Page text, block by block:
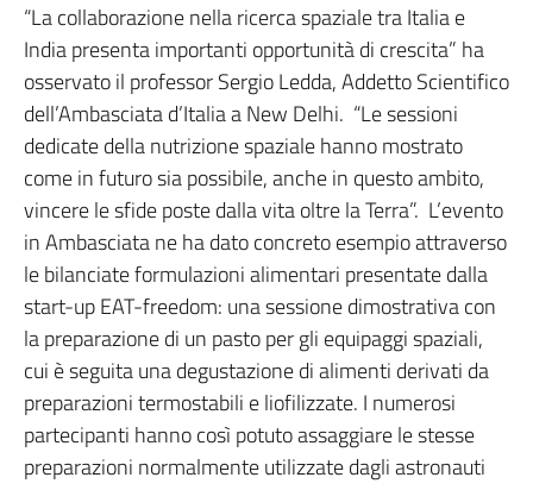
“La collaborazione nella ricerca spaziale tra Italia e
India presenta importanti opportunità di crescita” ha
osservato il professor Sergio Ledda, Addetto Scientifico
dell’Ambasciata d’Italia a New Delhi. “Le sessioni
dedicate della nutrizione spaziale hanno mostrato
come in futuro sia possibile, anche in questo ambito,
vincere le sfide poste dalla vita oltre la Terra”. L’evento
in Ambasciata ne ha dato concreto esempio attraverso
le bilanciate formulazioni alimentari presentate dalla
start-up EAT-freedom: una sessione dimostrativa con
la preparazione di un pasto per gli equipaggi spaziali,
cui è seguita una degustazione di alimenti derivati da
preparazioni termostabili e liofilizzate. I numerosi
partecipanti hanno così potuto assaggiare le stesse
preparazioni normalmente utilizzate dagli astronauti